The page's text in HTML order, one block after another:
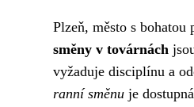
Plzeň, město s
směny v továrnách
vyžaduje disciplínu a
ranní směnu je